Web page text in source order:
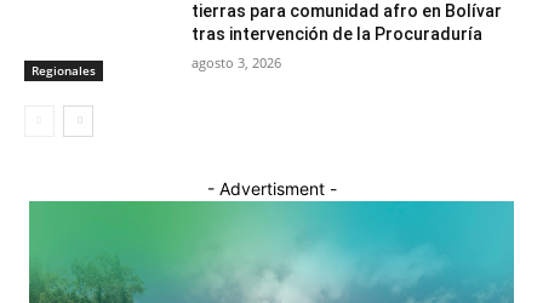
Regionales
tierras para comunidad afro en Bolívar
tras intervención de la Procuraduría
agosto 3, 2026
- Advertisment -